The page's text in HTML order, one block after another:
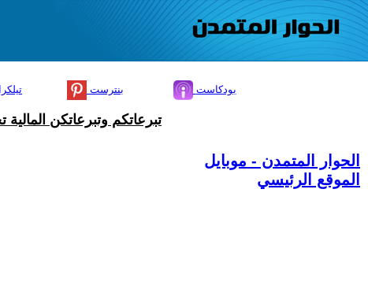
بنترست بودكاست
تبرعاتكم وتبرعاتكن
الحوار المتمدن - موبايل
الموقع الرئيسي